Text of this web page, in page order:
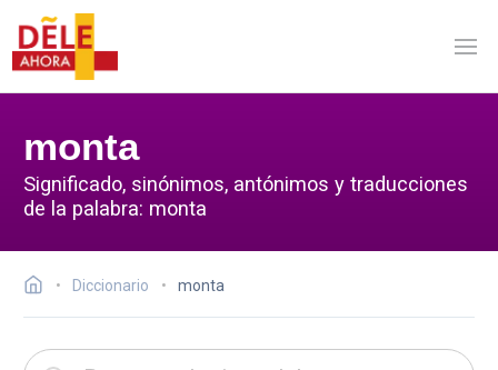
monta
Significado, sinónimos, antónimos y traducciones
de la palabra: monta
Diccionario monta